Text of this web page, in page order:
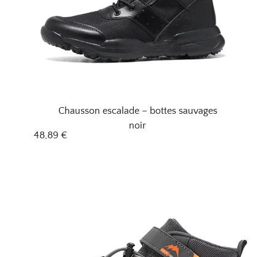
Chausson escalade – bottes sauvages
noir
48,89 €